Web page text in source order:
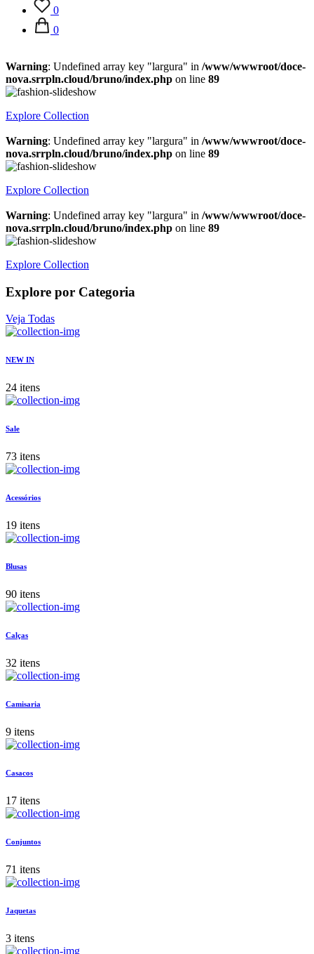
0
0
Warning: Undefined array key "largura" in /www/wwwroot/doce-
nova.srrpln.cloud/bruno/index.php on line 89
Explore Collection
Warning: Undefined array key "largura" in /www/wwwroot/doce-
nova.srrpln.cloud/bruno/index.php on line 89
Explore Collection
Warning: Undefined array key "largura" in /www/wwwroot/doce-
nova.srrpln.cloud/bruno/index.php on line 89
Explore Collection
Explore por Categoria
Veja Todas
NEW IN
24 itens
Sale
73 itens
Acessórios
19 itens
Blusas
90 itens
Calças
32 itens
Camisaria
9 itens
Casacos
17 itens
Conjuntos
71 itens
Jaquetas
3 itens